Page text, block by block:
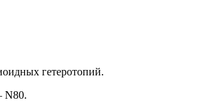
гетеротопий.
N80.